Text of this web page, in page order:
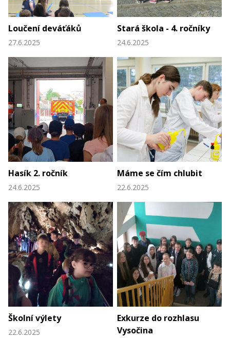
Loučení deváťáků
27.6.2025
Stará škola - 4. ročníky
24.6.2025
Hasík 2. ročník
24.6.2025
Máme se čím chlubit
22.6.2025
Školní výlety
22.6.2025
Exkurze do rozhlasu
Vysočina